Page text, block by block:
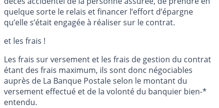
quelque sorte le relais et financer l’effort d’épargne
qu’elle s’était engagée à réaliser sur le contrat.
et les frais !
Les frais sur versement et les frais de gestion du contrat
étant des frais maximum, ils sont donc négociables
auprès de La Banque Postale selon le montant du
versement effectué et de la volonté du banquier bien-*
entendu.